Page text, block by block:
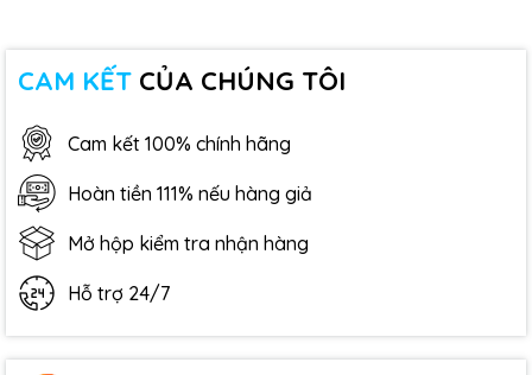
CAM KẾT CỦA CHÚNG TÔI
Cam kết 100% chính hãng
Hoàn tiền 111% nếu hàng giả
Mở hộp kiểm tra nhận hàng
Hỗ trợ 24/7